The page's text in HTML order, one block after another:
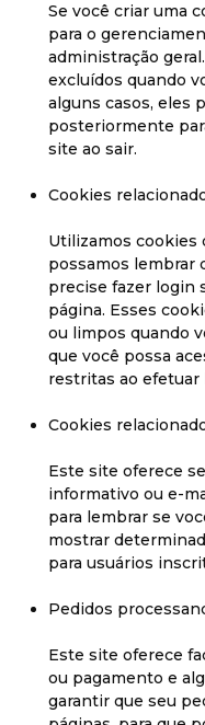
Se você criar uma
para o
administração
excluídos quando
alguns casos, eles
posteriormente
site ao sair.
Cookies
Utilizamos cookies
possamos lembrar
precise fazer login
página. Esses
ou limpos quando
que você possa
restritas ao efetuar
Cookies
Este site oferece
informativo ou e-
para lembrar se
mostrar
para usuários
Pedidos
Este site oferece
ou pagamento e
garantir que seu